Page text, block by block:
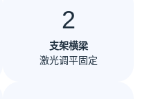
2
支架横梁
激光调平固定